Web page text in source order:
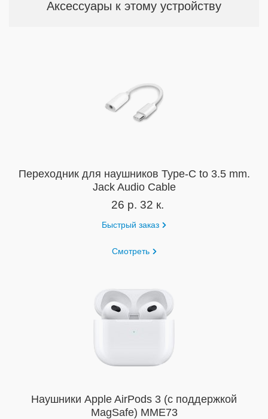
Аксессуары к этому устройству
Переходник для наушников Type-C to 3.5 mm.
Jack Audio Cable
26 р. 32 к.
Быстрый заказ
Смотреть
Наушники Apple AirPods 3 (с поддержкой
MagSafe) MME73